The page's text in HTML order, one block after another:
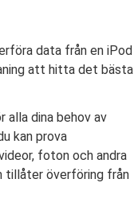
data från en iPod
att hitta det bästa
alla dina behov av
kan prova
foton och andra
tillåter överföring från